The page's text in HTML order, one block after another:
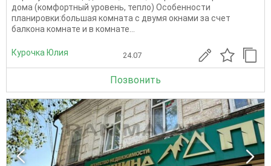
дома (комфортный уровень, тепло) Особенности
планировки:большая комната с двумя окнами за счет
балкона комнате и в комнате...
Курочка Юлия 24.07
Позвонить